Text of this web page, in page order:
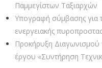
Παμμεγίστων Ταξιαρχών
Υπογραφή σύμβασης για
ενεργειακής
Προκήρυξη Διαγωνισμού
έργου «Συντήρηση